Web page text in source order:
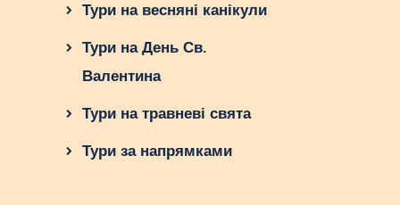
Тури на весняні канікули
Тури на День Св.
Валентина
Тури на травневі свята
Тури за напрямками